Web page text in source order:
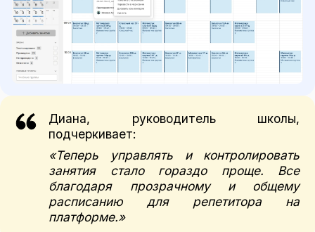
Диана, руководитель школы,
подчеркивает:
«Теперь управлять и контролировать
занятия стало гораздо проще. Все
благодаря прозрачному и общему
расписанию для репетитора на
платформе.»